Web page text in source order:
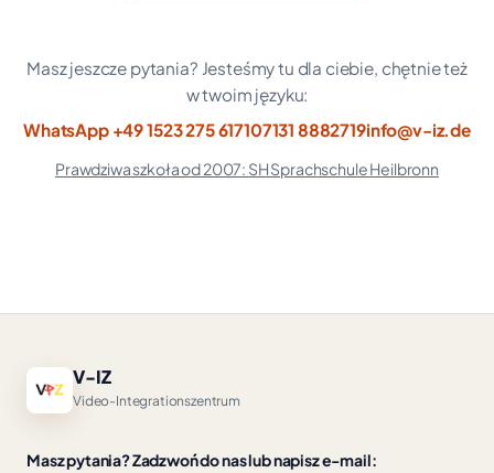
Masz jeszcze pytania? Jesteśmy tu dla ciebie, chętnie też
w twoim języku:
WhatsApp +49 1523 275 617107131 8882719info@v-iz.de
Prawdziwa szkoła od 2007: SH Sprachschule Heilbronn
V-IZ
Video-Integrationszentrum
Masz pytania? Zadzwoń do nas lub napisz e-mail: